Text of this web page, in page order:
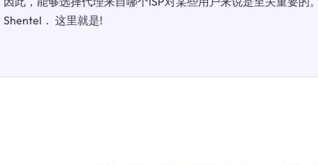
Shentel． 这里就是!